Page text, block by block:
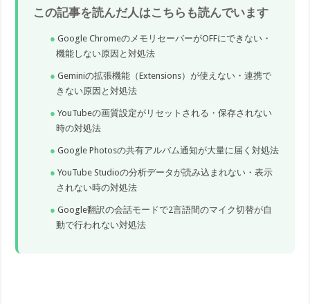
この記事を読んだ人はこちらも読んでいます
Google ChromeのメモリセーバーがOFFにできない・
機能しない原因と対処法
Geminiの拡張機能（Extensions）が使えない・連携で
きない原因と対処法
YouTubeの画質設定がリセットされる・保存されない
時の対処法
Google Photosの共有アルバム通知が大量に届く対処法
YouTube Studioの分析データが読み込まれない・表示
されない時の対処法
Google翻訳の会話モードで2言語間のマイク切替が自
動で行われない対処法